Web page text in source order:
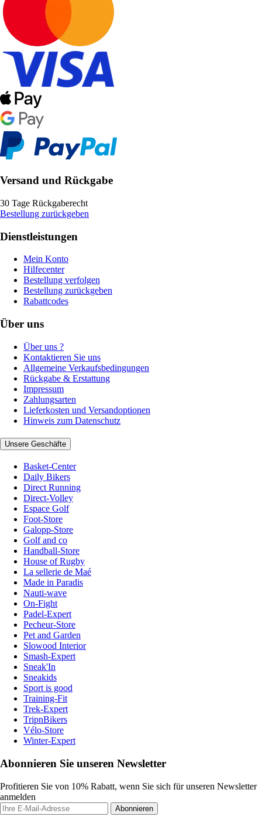
Versand und Rückgabe
30 Tage Rückgaberecht
Bestellung zurückgeben
Dienstleistungen
Mein Konto
Hilfecenter
Bestellung verfolgen
Bestellung zurückgeben
Rabattcodes
Über uns
Über uns ?
Kontaktieren Sie uns
Allgemeine Verkaufsbedingungen
Rückgabe & Erstattung
Impressum
Zahlungsarten
Lieferkosten und Versandoptionen
Hinweis zum Datenschutz
Unsere Geschäfte
Basket-Center
Daily Bikers
Direct Running
Direct-Volley
Espace Golf
Foot-Store
Galopp-Store
Golf and co
Handball-Store
House of Rugby
La sellerie de Maé
Made in Paradis
Nauti-wave
On-Fight
Padel-Expert
Pecheur-Store
Pet and Garden
Slowood Interior
Smash-Expert
Sneak'In
Sneakids
Sport is good
Training-Fit
Trek-Expert
TripnBikers
Vélo-Store
Winter-Expert
Abonnieren Sie unseren Newsletter
Profitieren Sie von 10% Rabatt, wenn Sie sich für unseren Newsletter
anmelden
Abonnieren